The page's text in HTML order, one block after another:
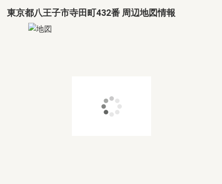
東京都八王子市寺田町432番 周辺地図情報